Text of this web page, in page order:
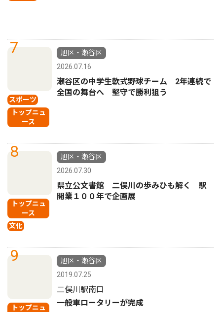
7
スポーツ
トップニュ
ース
旭区・瀬谷区
2026.07.16
瀬谷区の中学生軟式野球チーム 2年連続で
全国の舞台へ 堅守で勝利狙う
8
トップニュ
ース
文化
旭区・瀬谷区
2026.07.30
県立公文書館 二俣川の歩みひも解く 駅
開業１００年で企画展
9
トップニュ
旭区・瀬谷区
2019.07.25
二俣川駅南口
一般車ロータリーが完成